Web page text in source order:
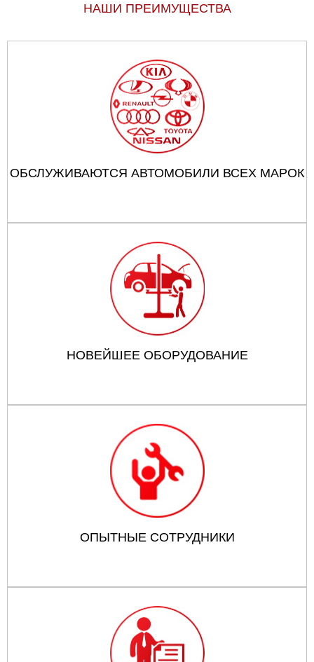
НАШИ ПРЕИМУЩЕСТВА
ОБСЛУЖИВАЮТСЯ АВТОМОБИЛИ ВСЕХ МАРОК
НОВЕЙШЕЕ ОБОРУДОВАНИЕ
ОПЫТНЫЕ СОТРУДНИКИ